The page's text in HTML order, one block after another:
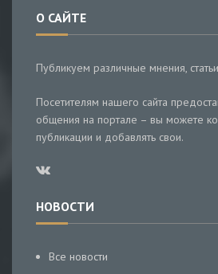
О САЙТЕ
Публикуем различные мнения,
Посетителям нашего сайта
общения на портале – вы можете
публикации и добавлять свои.
НОВОСТИ
Все новости